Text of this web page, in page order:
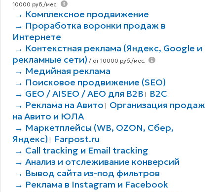
10000 руб./мес.
→ Комплексное продвижение
→ Проработка воронки продаж в
Интернете
→ Контекстная реклама (Яндекс, Google и
рекламные сети) / от 10000 руб./мес.
→ Медийная реклама
→ Поисковое продвижение (SEO)
→ GEO / AISEO / AEO для B2В
B2C
→ Реклама на Авито
Организация продаж
на Авито и ЮЛА
→ Маркетплейсы (WB, OZON, Сбер,
Яндекс)
Farpost.ru
→ Call tracking и Email tracking
→ Анализ и отслеживание конверсий
→ Вывод сайта из-под фильтров
→ Реклама в Instagram и Facebook